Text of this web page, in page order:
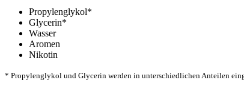
Propylenglykol*
Glycerin*
Wasser
Aromen
Nikotin
* Propylenglykol und Glycerin werden in unterschiedlichen Anteilen